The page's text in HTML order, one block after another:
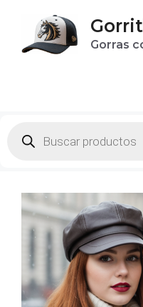
contenido
Gorras
search